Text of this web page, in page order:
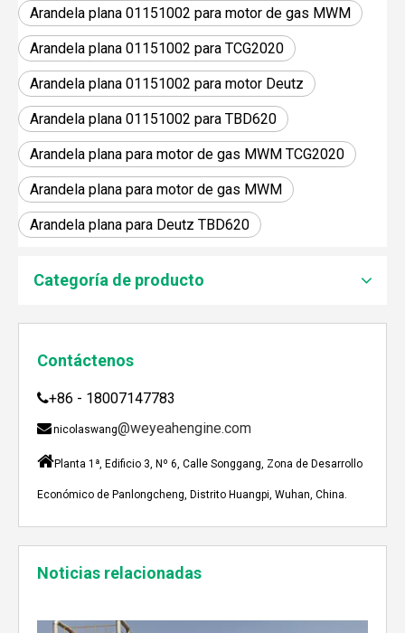
Arandela plana 01151002 para motor de gas MWM
Arandela plana 01151002 para TCG2020
Arandela plana 01151002 para motor Deutz
Arandela plana 01151002 para TBD620
Arandela plana para motor de gas MWM TCG2020
Arandela plana para motor de gas MWM
Arandela plana para Deutz TBD620
Categoría de producto
Contáctenos
+86 - 18007147783
nicolaswang@weyeahengine.com
Planta 1ª, Edificio 3, Nº 6, Calle Songgang, Zona de Desarrollo
Económico de Panlongcheng, Distrito Huangpi, Wuhan, China.
Noticias relacionadas
JEBACHER BIOGAS GENERADOR SOBRE EL PROYECTO DE GENERACIÓN DE ENERGÍA DE GOLLES
A mediados de julio de 2023, Weyeah poder todo el